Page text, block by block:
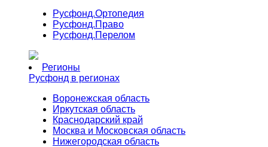
Русфонд.Ортопедия
Русфонд.Право
Русфонд.Перелом
Регионы
Русфонд в регионах
Воронежская область
Иркутская область
Краснодарский край
Москва и Московская область
Нижегородская область